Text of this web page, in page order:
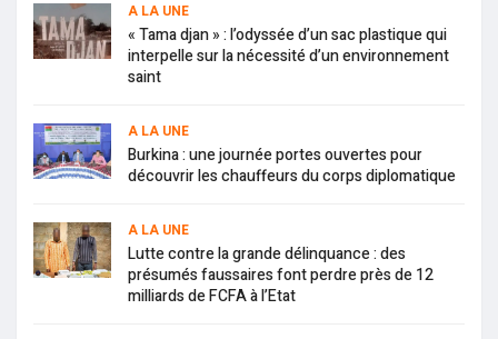
A LA UNE
« Tama djan » : l’odyssée d’un sac plastique qui
interpelle sur la nécessité d’un environnement
saint
A LA UNE
Burkina : une journée portes ouvertes pour
découvrir les chauffeurs du corps diplomatique
A LA UNE
Lutte contre la grande délinquance : des
présumés faussaires font perdre près de 12
milliards de FCFA à l’Etat